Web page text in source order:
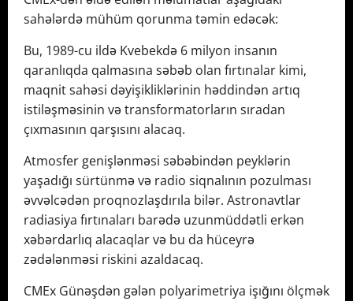
sahələrdə mühüm qorunma təmin edəcək:
Bu, 1989-cu ildə Kvebekdə 6 milyon insanın
qaranlıqda qalmasına səbəb olan fırtınalar kimi,
maqnit sahəsi dəyişikliklərinin həddindən artıq
istiləşməsinin və transformatorların sıradan
çıxmasının qarşısını alacaq.
Atmosfer genişlənməsi səbəbindən peyklərin
yaşadığı sürtünmə və radio siqnalının pozulması
əvvəlcədən proqnozlaşdırıla bilər. Astronavtlar
radiasiya fırtınaları barədə uzunmüddətli erkən
xəbərdarlıq alacaqlar və bu da hüceyrə
zədələnməsi riskini azaldacaq.
CMEx Günəşdən gələn polyarimetriya işığını ölçmək